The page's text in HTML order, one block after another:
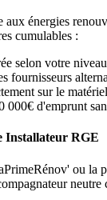
énergies
cumulables :
selon votre
fournisseurs
sur le
000€ d'emprunt
Installateur RGE
ou la
neutre